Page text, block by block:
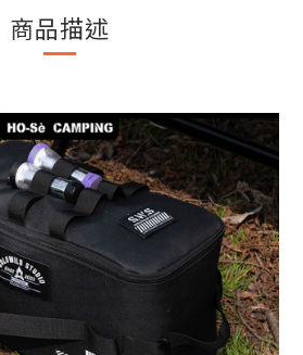
商品描述